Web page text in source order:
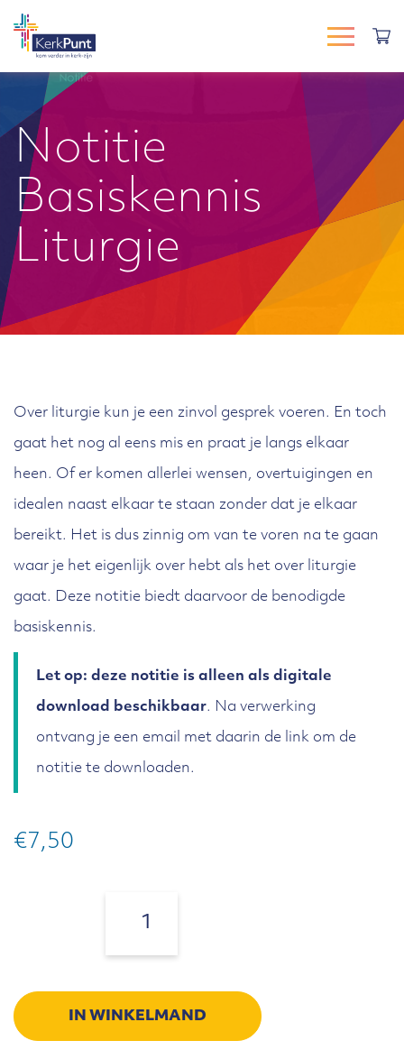
Notitie
Basiskennis
Liturgie
Over liturgie kun je een zinvol gesprek voeren. En toch
gaat het nog al eens mis en praat je langs elkaar
heen. Of er komen allerlei wensen, overtuigingen en
idealen naast elkaar te staan zonder dat je elkaar
bereikt. Het is dus zinnig om van te voren na te gaan
waar je het eigenlijk over hebt als het over liturgie
gaat. Deze notitie biedt daarvoor de benodigde
basiskennis.
Let op: deze notitie is alleen als digitale
download beschikbaar. Na verwerking
ontvang je een email met daarin de link om de
notitie te downloaden.
€7,50
Basiskennis
aantal
IN WINKELMAND